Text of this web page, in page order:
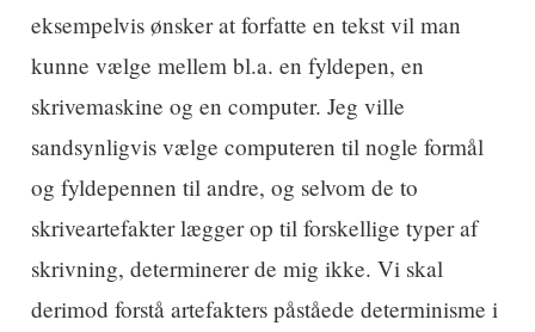
eksempelvis ønsker at forfatte en tekst vil man
kunne vælge mellem bl.a. en fyldepen, en
skrivemaskine og en computer. Jeg ville
sandsynligvis vælge computeren til nogle formål
og fyldepennen til andre, og selvom de to
skriveartefakter lægger op til forskellige typer af
skrivning, determinerer de mig ikke. Vi skal
derimod forstå artefakters påståede determinisme i